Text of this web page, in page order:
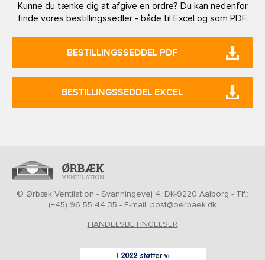
Kunne du tænke dig at afgive en ordre? Du kan nedenfor
finde vores bestillingssedler - både til Excel og som PDF.
BESTILLINGSSEDDEL PDF
BESTILLINGSSEDDEL EXCEL
© Ørbæk Ventilation - Svanningevej 4, DK-9220 Aalborg - Tlf.:
(+45) 96 55 44 35 - E-mail: post@oerbaek.dk
HANDELSBETINGELSER